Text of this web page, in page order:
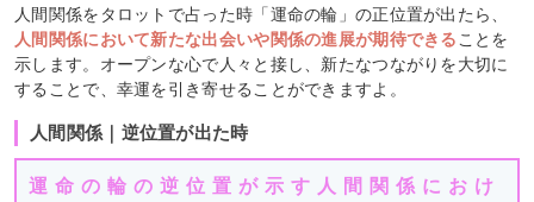
人間関係をタロットで占った時「運命の輪」の正位置が出たら、
人間関係において新たな出会いや関係の進展が期待できる ことを
示します。オープンな心で人々と接し、新たなつながりを大切に
することで、幸運を引き寄せることができますよ。
人間関係｜逆位置が出た時
運命の輪の逆位置が示す人間関係におけ